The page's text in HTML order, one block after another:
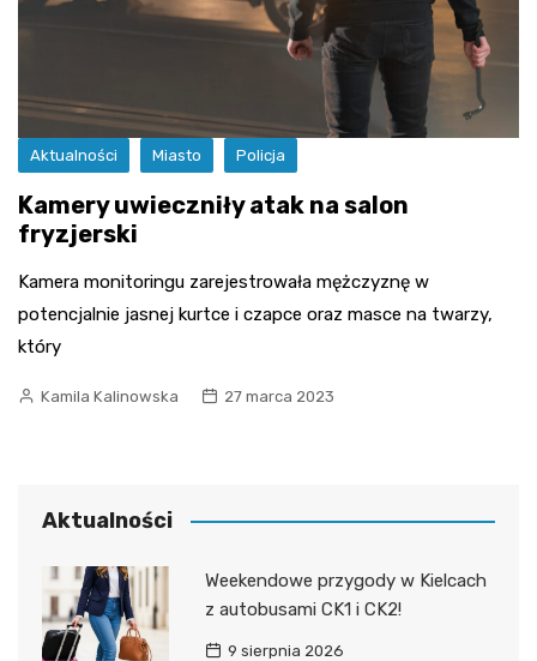
Aktualności Miasto Policja
Kamery uwieczniły atak na salon
fryzjerski
Kamera monitoringu zarejestrowała mężczyznę w
potencjalnie jasnej kurtce i czapce oraz masce na twarzy,
który
Kamila Kalinowska 27 marca 2023
Aktualności
Weekendowe przygody w Kielcach
z autobusami CK1 i CK2!
9 sierpnia 2026